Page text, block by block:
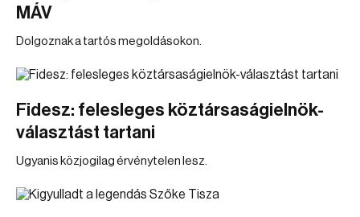
MÁV
Dolgoznak a tartós megoldásokon.
Fidesz: felesleges köztársaságielnök-
választást tartani
Ugyanis közjogilag érvénytelen lesz.